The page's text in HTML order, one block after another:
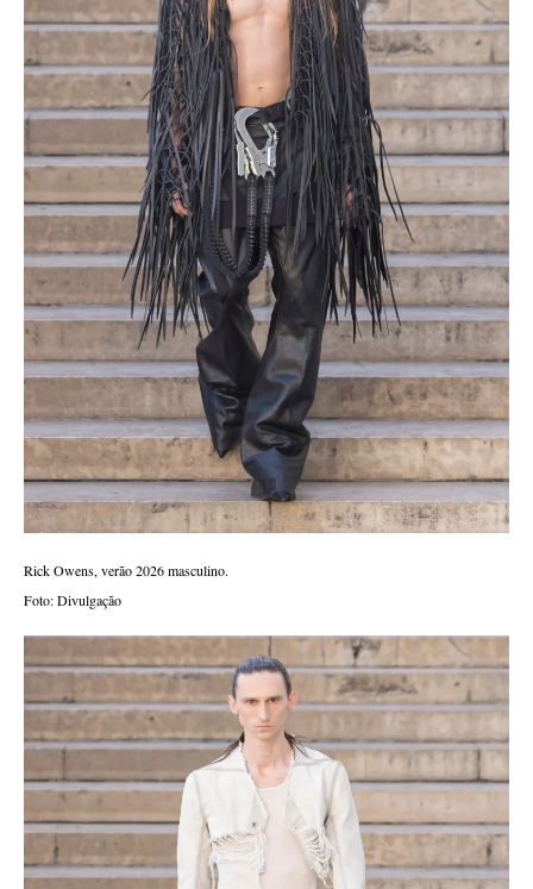
Rick Owens, verão 2026 masculino.
Foto: Divulgação